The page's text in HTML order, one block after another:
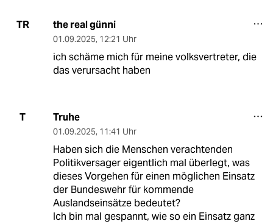
TR the real günni
01.09.2025, 12:21 Uhr
ich schäme mich für meine volksvertreter, die
das verursacht haben
T Truhe
01.09.2025, 11:41 Uhr
Haben sich die Menschen verachtenden
Politikversager eigentlich mal überlegt, was
dieses Vorgehen für einen möglichen Einsatz
der Bundeswehr für kommende
Auslandseinsätze bedeutet?
Ich bin mal gespannt, wie so ein Einsatz ganz